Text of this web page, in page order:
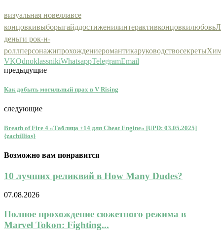
визуальная новеллавсе
концовкивыборыгайддостиженияинтерактивконцовкилюбовь
деньги рок-н-
роллперсонажипрохождениеромантикаруководствосекреты
VKOdnoklassnikiWhatsappTelegramEmail
предыдущие
Как добыть могильный прах в V Rising
следующие
Breath of Fire 4 «Таблица +14 для Cheat Engine» [UPD: 03.05.2025]
{zachillios}
Возможно вам понравится
10 лучших реликвий в How Many Dudes?
07.08.2026
Полное прохождение сюжетного режима в
Marvel Tokon: Fighting...